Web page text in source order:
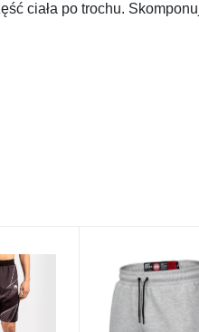
ciała po trochu.